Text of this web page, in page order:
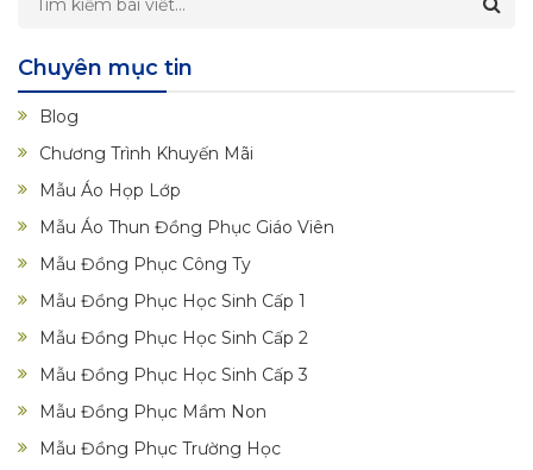
Chuyên mục tin
Blog
Chương Trình Khuyến Mãi
Mẫu Áo Họp Lớp
Mẫu Áo Thun Đồng Phục Giáo Viên
Mẫu Đồng Phục Công Ty
Mẫu Đồng Phục Học Sinh Cấp 1
Mẫu Đồng Phục Học Sinh Cấp 2
Mẫu Đồng Phục Học Sinh Cấp 3
Mẫu Đồng Phục Mầm Non
Mẫu Đồng Phục Trường Học